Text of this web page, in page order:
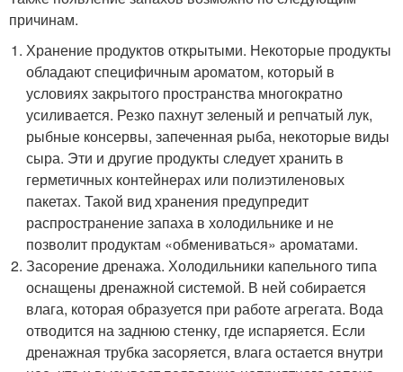
причинам.
Хранение продуктов открытыми. Некоторые продукты
обладают специфичным ароматом, который в
условиях закрытого пространства многократно
усиливается. Резко пахнут зеленый и репчатый лук,
рыбные консервы, запеченная рыба, некоторые виды
сыра. Эти и другие продукты следует хранить в
герметичных контейнерах или полиэтиленовых
пакетах. Такой вид хранения предупредит
распространение запаха в холодильнике и не
позволит продуктам «обмениваться» ароматами.
Засорение дренажа. Холодильники капельного типа
оснащены дренажной системой. В ней собирается
влага, которая образуется при работе агрегата. Вода
отводится на заднюю стенку, где испаряется. Если
дренажная трубка засоряется, влага остается внутри